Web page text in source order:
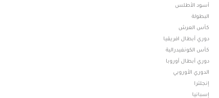
أسود الأطلس
البطولة
كأس العرش
دوري أبطال افريقيا
كأس الكونفيدرالية
دوري أبطال أوروبا
الدوري الأوروبي
إنجلترا
إسبانيا